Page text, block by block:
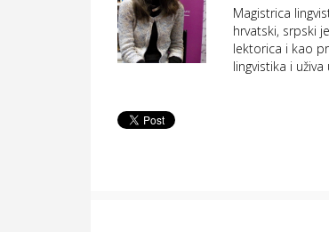
Magistrica
hrvatski, srpski
lektorica i kao
lingvistika i